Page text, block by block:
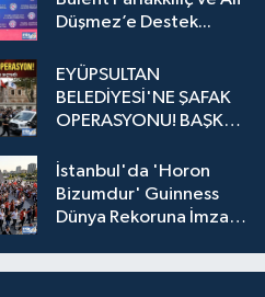
Düşmez’e Destek...
EYÜPSULTAN
BELEDİYESİ'NE ŞAFAK
OPERASYONU! BAŞKAN
KALEM MÜDÜRÜ
GÖZALTINDA
İstanbul'da 'Horon
Bizumdur' Guinness
Dünya Rekoruna İmza